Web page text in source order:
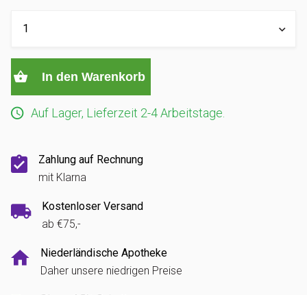
In den Warenkorb
Auf Lager, Lieferzeit 2-4 Arbeitstage.
Zahlung auf Rechnung
mit Klarna
Kostenloser Versand
ab €75,-
Niederländische Apotheke
Daher unsere niedrigen Preise